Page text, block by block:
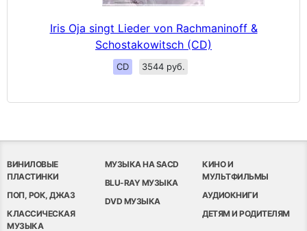
Iris Oja singt Lieder von Rachmaninoff &
Schostakowitsch (CD)
CD 3544 руб.
ВИНИЛОВЫЕ
ПЛАСТИНКИ
ПОП, РОК, ДЖАЗ
КЛАССИЧЕСКАЯ
МУЗЫКА
МУЗЫКА НА SACD
BLU-RAY МУЗЫКА
DVD МУЗЫКА
КИНО И
МУЛЬТФИЛЬМЫ
АУДИОКНИГИ
ДЕТЯМ И РОДИТЕЛЯМ